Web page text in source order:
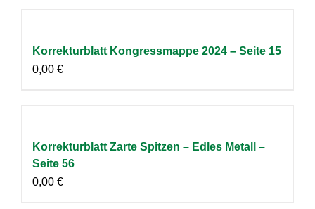
Korrekturblatt Kongressmappe 2024 – Seite 15
0,00 €
Korrekturblatt Zarte Spitzen – Edles Metall –
Seite 56
0,00 €